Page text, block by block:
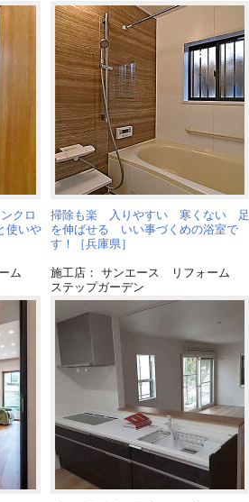
クロ
使いや
ム
掃除も楽 入りやすい 寒くない 足
を伸ばせる いい事づくめの浴室で
す！［兵庫県］
施工店： サンエース リフォーム
ステップガーデン